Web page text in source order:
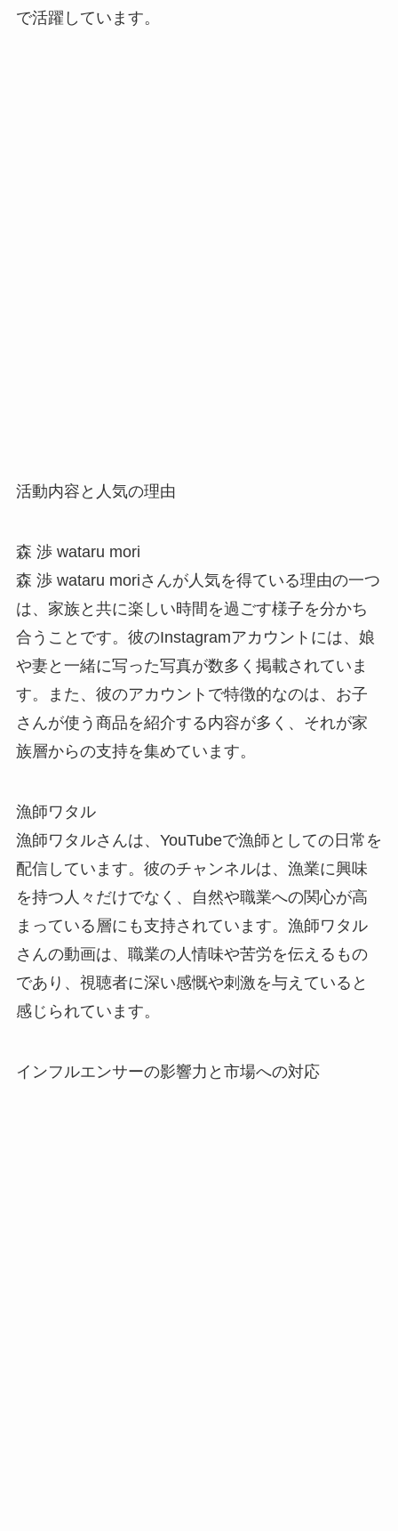
で活躍しています。
活動内容と人気の理由
森 渉 wataru mori
森 渉 wataru moriさんが人気を得ている理由の一つ
は、家族と共に楽しい時間を過ごす様子を分かち
合うことです。彼のInstagramアカウントには、娘
や妻と一緒に写った写真が数多く掲載されていま
す。また、彼のアカウントで特徴的なのは、お子
さんが使う商品を紹介する内容が多く、それが家
族層からの支持を集めています。
漁師ワタル
漁師ワタルさんは、YouTubeで漁師としての日常を
配信しています。彼のチャンネルは、漁業に興味
を持つ人々だけでなく、自然や職業への関心が高
まっている層にも支持されています。漁師ワタル
さんの動画は、職業の人情味や苦労を伝えるもの
であり、視聴者に深い感慨や刺激を与えていると
感じられています。
インフルエンサーの影響力と市場への対応